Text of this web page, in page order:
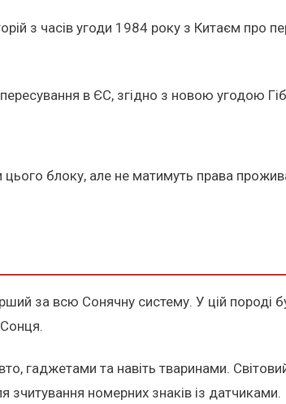
з часів угоди 1984 року з Китаєм про
в ЄС, згідно з новою угодою
блоку, але не матимуть права
за всю Сонячну систему. У цій породі
гаджетами та навіть тваринами.
номерних знаків із датчиками.